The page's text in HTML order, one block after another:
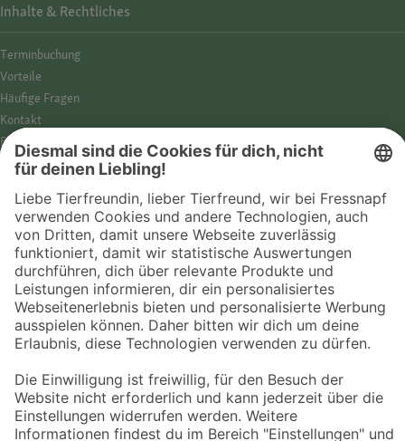
© 2026 Fressnapf Tiernahrungs GmbH
Inhalte & Rechtliches
Termin­buchung
Vorteile
Häufige Fragen
Kontakt
Barrierefreiheit
Impressum
Cookies
AGB
Entdecke Fressnapf
Tierversicherung
GPS-Tracker
Online-Shop